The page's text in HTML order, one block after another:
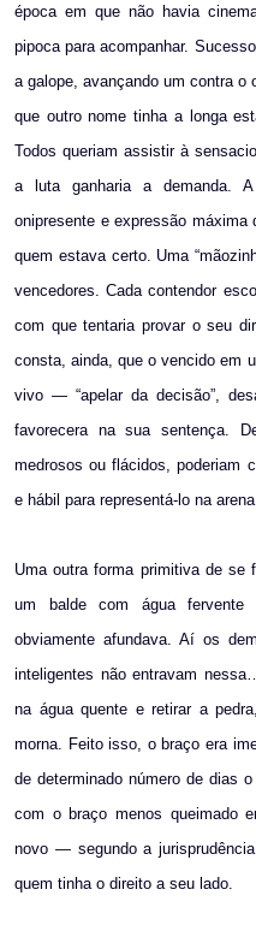
época em que não havia
pipoca para acompanhar.
a galope, avançando um contra
que outro nome tinha a longa
Todos queriam assistir à
a luta ganharia a demanda.
onipresente e expressão
quem estava certo. Uma
vencedores. Cada contendor
com que tentaria provar o seu
consta, ainda, que o vencido em
vivo — “apelar da decisão”,
favorecera na sua sentença.
medrosos ou flácidos, poderiam
e hábil para representá-lo na
Uma outra forma primitiva de se
um balde com água
obviamente afundava. Aí os
inteligentes não entravam
na água quente e retirar a
morna. Feito isso, o braço era
de determinado número de dias
com o braço menos queimado
novo — segundo a
quem tinha o direito a seu lado.